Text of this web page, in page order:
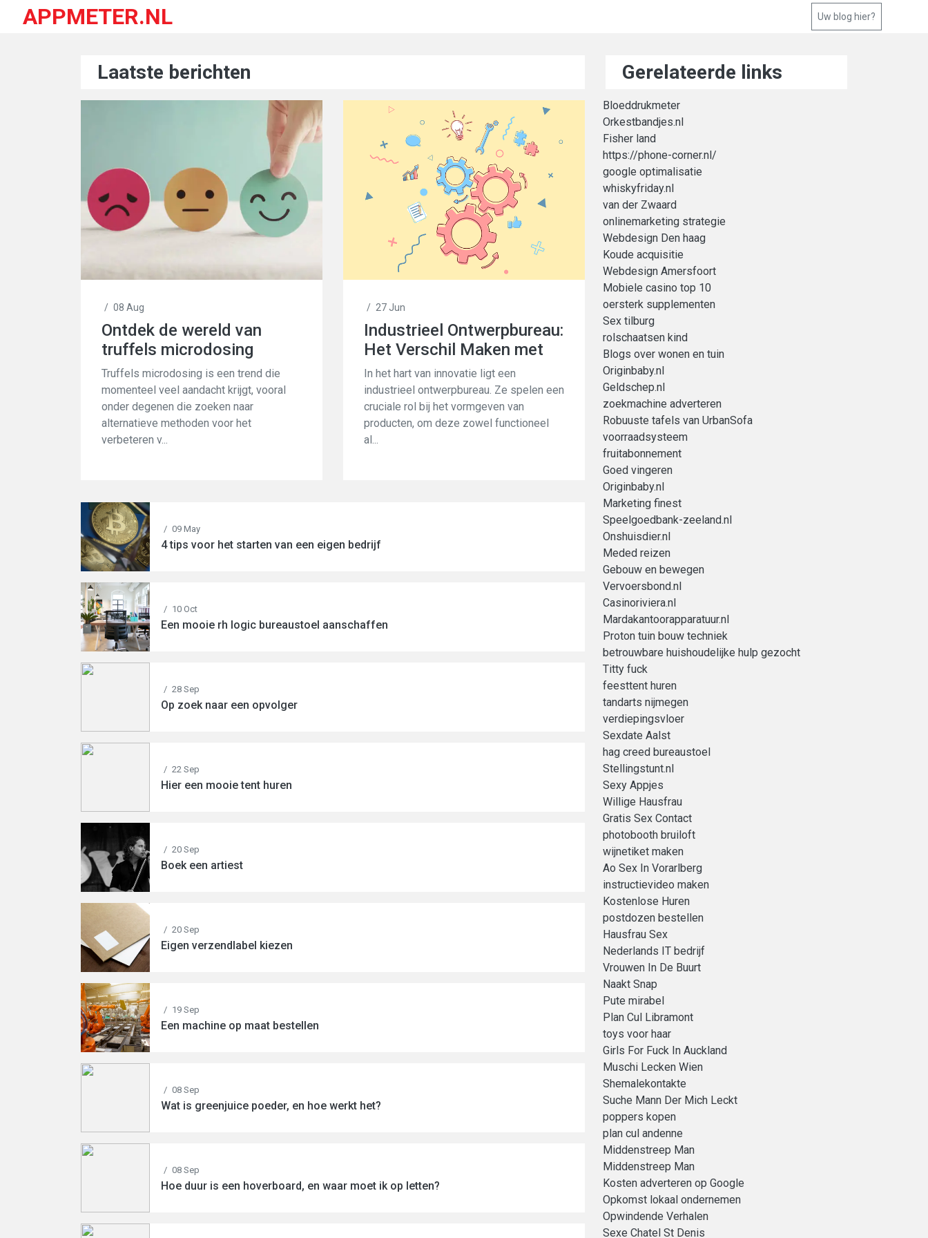
APPMETER.NL Uw blog hier?
Laatste berichten
/ 08 Aug
Ontdek de wereld van
truffels microdosing
Truffels microdosing is een trend die
momenteel veel aandacht krijgt, vooral
onder degenen die zoeken naar
alternatieve methoden voor het
verbeteren v...
/ 27 Jun
Industrieel Ontwerpbureau:
Het Verschil Maken met
3D Product Rendering
In het hart van innovatie ligt een
industrieel ontwerpbureau. Ze spelen een
cruciale rol bij het vormgeven van
producten, om deze zowel functioneel
al...
/ 09 May
4 tips voor het starten van een eigen bedrijf
/ 10 Oct
Een mooie rh logic bureaustoel aanschaffen
/ 28 Sep
Op zoek naar een opvolger
/ 22 Sep
Hier een mooie tent huren
/ 20 Sep
Boek een artiest
/ 20 Sep
Eigen verzendlabel kiezen
/ 19 Sep
Een machine op maat bestellen
/ 08 Sep
Wat is greenjuice poeder, en hoe werkt het?
/ 08 Sep
Hoe duur is een hoverboard, en waar moet ik op letten?
Gerelateerde links
Bloeddrukmeter
Orkestbandjes.nl
Fisher land
https://phone-corner.nl/
google optimalisatie
whiskyfriday.nl
van der Zwaard
onlinemarketing strategie
Webdesign Den haag
Koude acquisitie
Webdesign Amersfoort
Mobiele casino top 10
oersterk supplementen
Sex tilburg
rolschaatsen kind
Blogs over wonen en tuin
Originbaby.nl
Geldschep.nl
zoekmachine adverteren
Robuuste tafels van UrbanSofa
voorraadsysteem
fruitabonnement
Goed vingeren
Originbaby.nl
Marketing finest
Speelgoedbank-zeeland.nl
Onshuisdier.nl
Meded reizen
Gebouw en bewegen
Vervoersbond.nl
Casinoriviera.nl
Mardakantoorapparatuur.nl
Proton tuin bouw techniek
betrouwbare huishoudelijke hulp gezocht
Titty fuck
feesttent huren
tandarts nijmegen
verdiepingsvloer
Sexdate Aalst
hag creed bureaustoel
Stellingstunt.nl
Sexy Appjes
Willige Hausfrau
Gratis Sex Contact
photobooth bruiloft
wijnetiket maken
Ao Sex In Vorarlberg
instructievideo maken
Kostenlose Huren
postdozen bestellen
Hausfrau Sex
Nederlands IT bedrijf
Vrouwen In De Buurt
Naakt Snap
Pute mirabel
Plan Cul Libramont
toys voor haar
Girls For Fuck In Auckland
Muschi Lecken Wien
Shemalekontakte
Suche Mann Der Mich Leckt
poppers kopen
plan cul andenne
Middenstreep Man
Middenstreep Man
Kosten adverteren op Google
Opkomst lokaal ondernemen
Opwindende Verhalen
Sexe Chatel St Denis